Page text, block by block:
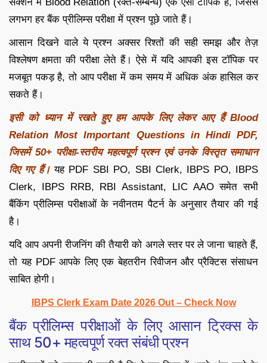
लगभग हर बैंक प्रीलिम्स परीक्षा में प्रश्न पूछे जाते हैं।
आसान दिखने वाले ये प्रश्न अक्सर रिश्तों की सही समझ और तेज़
विश्लेषण क्षमता की परीक्षा लेते हैं। ऐसे में यदि आपकी इस टॉपिक पर
मजबूत पकड़ है, तो आप परीक्षा में कम समय में अधिक अंक हासिल कर
सकते हैं।
इसी को ध्यान में रखते हुए हम आपके लिए लेकर आए हैं Blood
Relation Most Important Questions in Hindi PDF,
जिसमें 50+ परीक्षा-स्तरीय महत्वपूर्ण प्रश्न एवं उनके विस्तृत समाधान
दिए गए हैं।यह PDF SBI PO, SBI Clerk, IBPS PO, IBPS
Clerk, IBPS RRB, RBI Assistant, LIC AAO समेत सभी
बैंकिंग प्रीलिम्स परीक्षाओं के नवीनतम पैटर्न के अनुसार तैयार की गई
है।
यदि आप अपनी रीजनिंग की तैयारी को अगले स्तर पर ले जाना चाहते हैं,
तो यह PDF आपके लिए एक बेहतरीन रिवीजन और प्रैक्टिस संसाधन
साबित होगी।
IBPS Clerk Exam Date 2026 Out – Check Now
बैंक प्रीलिम्स परीक्षाओं के लिए आसान ट्रिक्स के
साथ 50+ महत्वपूर्ण रक्त संबंधी प्रश्न